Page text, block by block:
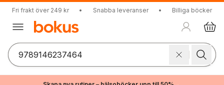
Fri frakt över 249 kr • Snabba leveranser • Billiga böcker